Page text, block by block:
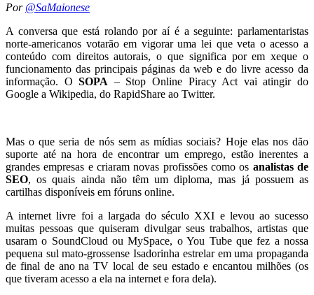
Por @SaMaionese
A conversa que está rolando por aí é a seguinte: parlamentaristas
norte-americanos votarão em vigorar uma lei que veta o acesso a
conteúdo com direitos autorais, o que significa por em xeque o
funcionamento das principais páginas da web e do livre acesso da
informação. OSOPA – Stop Online Piracy Act vai atingir do
Google a Wikipedia, do RapidShare ao Twitter.
Mas o que seria de nós sem as mídias sociais? Hoje elas nos dão
suporte até na hora de encontrar um emprego, estão inerentes a
grandes empresas e criaram novas profissões como os analistas de
SEO, os quais ainda não têm um diploma, mas já possuem as
cartilhas disponíveis em fóruns online.
A internet livre foi a largada do século XXI e levou ao sucesso
muitas pessoas que quiseram divulgar seus trabalhos, artistas que
usaram o SoundCloud ou MySpace, o You Tube que fez a nossa
pequena sul mato-grossense Isadorinha estrelar em uma propaganda
de final de ano na TV local de seu estado e encantou milhões (os
que tiveram acesso a ela na internet e fora dela).